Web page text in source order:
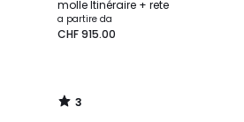
molle Itinéraire + rete
a partire da
CHF 915.00
5
3
/